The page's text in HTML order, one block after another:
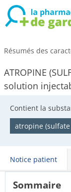
Résumés des
ATROPINE
solution
Contient la
atropine
Notice patient
Sommaire